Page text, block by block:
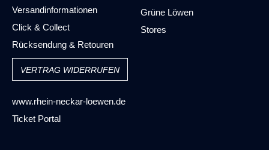
Versandinformationen
Click & Collect
Rücksendung & Retouren
Grüne Löwen
Stores
VERTRAG WIDERRUFEN
www.rhein-neckar-loewen.de
Ticket Portal